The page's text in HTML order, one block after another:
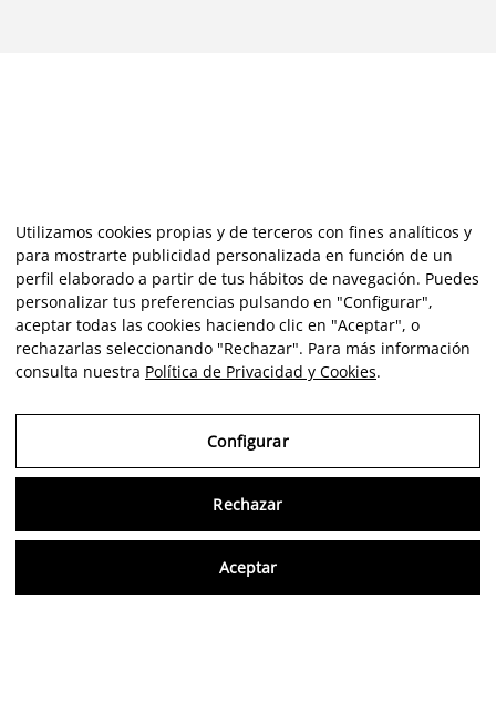
Utilizamos cookies propias y de terceros con fines analíticos y
para mostrarte publicidad personalizada en función de un
perfil elaborado a partir de tus hábitos de navegación. Puedes
personalizar tus preferencias pulsando en "Configurar",
aceptar todas las cookies haciendo clic en "Aceptar", o
rechazarlas seleccionando "Rechazar". Para más información
consulta nuestra Política de Privacidad y Cookies.
Configurar
Rechazar
Aceptar